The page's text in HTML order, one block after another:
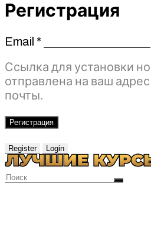
Регистрация
Email *Обязательно
Ссылка для установки
отправлена ​​на ваш
почты.
Регистрация
Register Login